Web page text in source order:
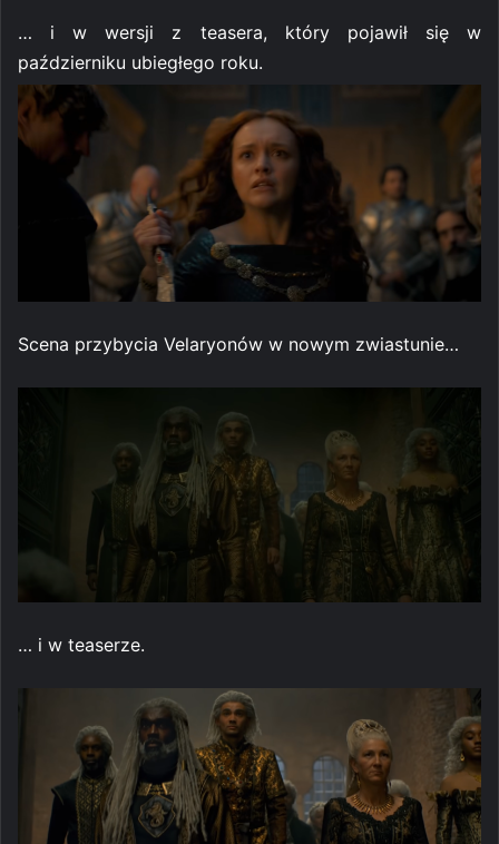
… i w wersji z teasera, który pojawił się w
październiku ubiegłego roku.
Scena przybycia Velaryonów w nowym zwiastunie…
… i w teaserze.